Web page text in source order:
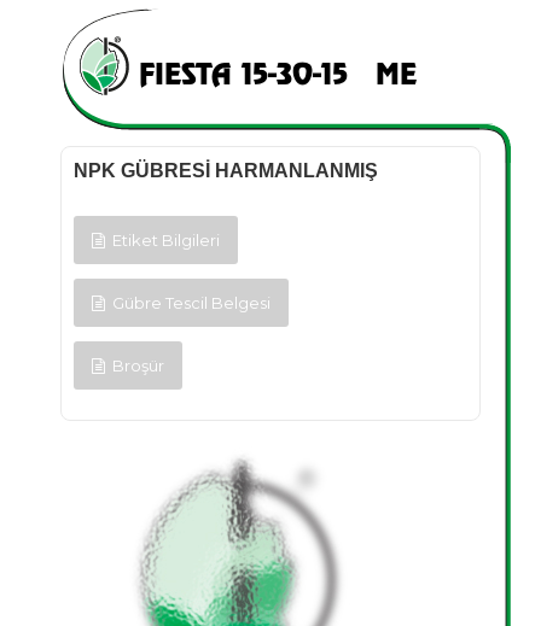
FIESTA 15-30-15+ME
NPK GÜBRESİ HARMANLANMIŞ
Etiket Bilgileri
Gübre Tescil Belgesi
Broşür